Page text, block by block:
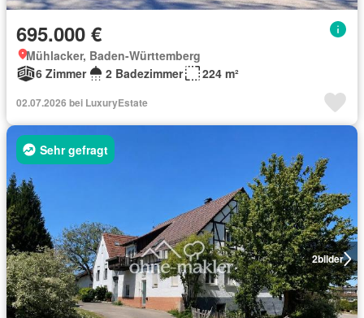
695.000 €
Mühlacker, Baden-Württemberg
6 Zimmer
2 Badezimmer 224 m²
02.07.2026 bei LuxuryEstate
2bilder
Sehr gefragt